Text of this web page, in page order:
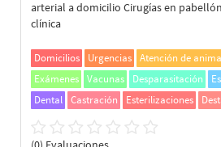
arterial a domicilio Cirugías en
clínica
Domicilios Urgencias Atención de
Exámenes Vacunas Desparasitación
Dental Castración Esterilizaciones